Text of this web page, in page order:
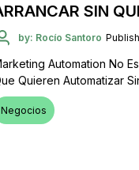
SIN
by: Rocío Santoro
Automation No
Quieren Automatizar
Negocios